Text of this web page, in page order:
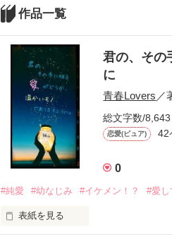
作品一覧
君の、その
に
青春Lovers／
総文字数/8,643
恋愛(ピュア) 42
0
#純愛 #幼なじみ #イケメン！？ #愛し
表紙を見る